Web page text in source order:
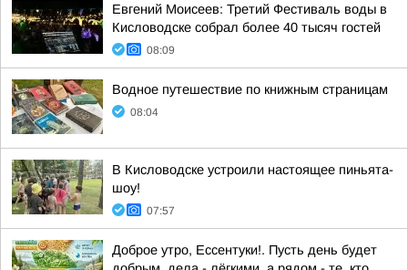
Евгений Моисеев: Третий Фестиваль воды в
Кисловодске собрал более 40 тысяч гостей
08:09
Водное путешествие по книжным страницам
08:04
В Кисловодске устроили настоящее пиньята-
шоу!
07:57
Доброе утро, Ессентуки!. Пусть день будет